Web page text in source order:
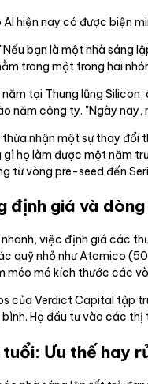
hiện nay có được biện
bạn là một nhà sáng
trong một trong hai
tại Thung lũng
năm công ty. "Ngày
thừa nhận một sự thay
gì họ làm được một năm
từ vòng pre-seed đến
định giá và
việc định giá các
quỹ nhỏ như Atomico
méo mó kích thước các
của Verdict Capital tập
Họ đầu tư vào các
Ưu thế hay